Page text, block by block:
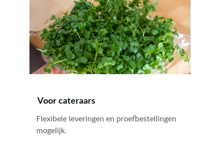
Voor cateraars
Flexibele leveringen en proefbestellingen
mogelijk.